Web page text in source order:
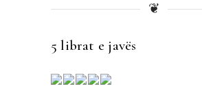
❦
5 librat e javës